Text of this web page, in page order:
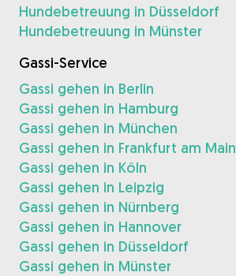
Hundebetreuung in Düsseldorf
Hundebetreuung in Münster
Gassi-Service
Gassi gehen in Berlin
Gassi gehen in Hamburg
Gassi gehen in München
Gassi gehen in Frankfurt am Main
Gassi gehen in Köln
Gassi gehen in Leipzig
Gassi gehen in Nürnberg
Gassi gehen in Hannover
Gassi gehen in Düsseldorf
Gassi gehen in Münster